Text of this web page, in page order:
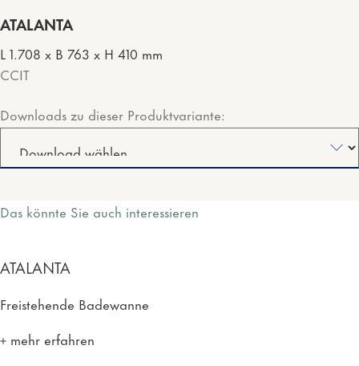
ATALANTA
L 1.708 x B 763 x H 410 mm
CCIT
Downloads zu dieser Produktvariante:
Das könnte Sie auch interessieren
ATALANTA
Freistehende Badewanne
mehr erfahren